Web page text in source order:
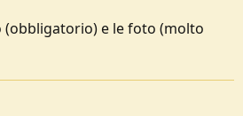
e le foto (molto